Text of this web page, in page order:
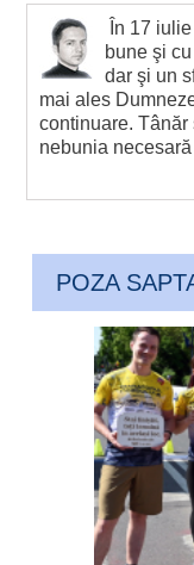
În 17
bune şi
dar şi un
mai ales
continuare.
nebunia
POZA